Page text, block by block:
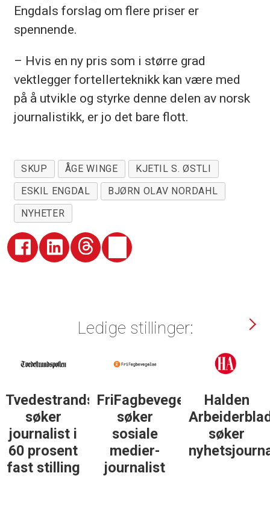
Engdals forslag om flere priser er
spennende.
– Hvis en ny pris som i større grad
vektlegger fortellerteknikk kan være med
på å utvikle og styrke denne delen av norsk
journalistikk, er jo det bare flott.
SKUP ÅGE WINGE
KJETIL S. ØSTLI
ESKIL ENGDAL
BJØRN OLAV NORDAHL
NYHETER
Ledige stillinger:
Tvedestrandsposten
søker
journalist i
60 prosent
fast stilling
FriFagbevegelse
søker
sosiale
medier-
journalist
Halden
søker